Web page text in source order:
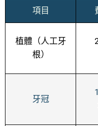
項目
植體（人工牙
根）
牙冠